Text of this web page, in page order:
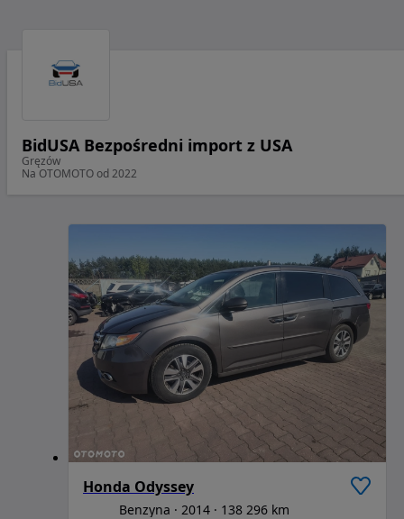
BidUSA Bezpośredni import z USA
Gręzów
Na OTOMOTO od 2022
Honda Odyssey
Benzyna 2014 138 296 km